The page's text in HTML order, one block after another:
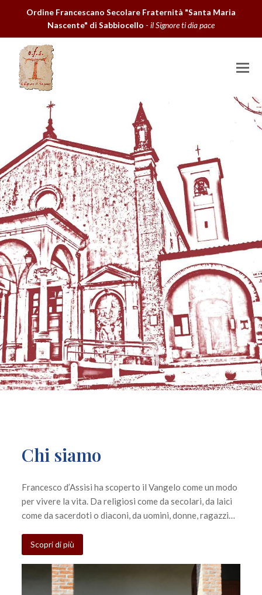
Ordine Francescano Secolare Fraternità "Santa Maria
Nascente" di Sabbiocello - il Signore ti dia pace
Chi siamo
Francesco d’Assisi ha scoperto il Vangelo come un modo
per vivere la vita. Da religiosi come da secolari, da laici
come da sacerdoti o diaconi, da uomini, donne, ragazzi…
Scopri di più